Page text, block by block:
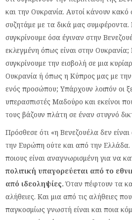
και την Ουκρανία. Αυτοί κάνουν
συζητάμε με τα δικά μας συμφέροντα.
συγκρίνουμε όσα έγιναν στην
εκλεγμένη όπως είναι στην Ουκρανία;
συγκρίνουμε την εισβολή σε μια
Ουκρανία ή όπως η Κύπρος μας με την
ενός προσώπου; Υπάρχουν λοιπόν οι
υπερασπιστές Μαδούρο και εκείνοι
τους βάζουν πλάτη σε έναν στυγνό
Πρόσθεσε ότι «η Βενεζουέλα δεν
την Ευρώπη ούτε και από την
ποιους είναι αναγνωρισμένη για να
πολιτική υπαγορεύεται από το
από ιδεοληψίες.Όταν πέφτουν τα
αλήθειες. Και μια από τις αλήθειες
παγκοσμίως γνωστή είναι και ποια